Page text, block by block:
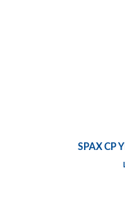
SPAX CP